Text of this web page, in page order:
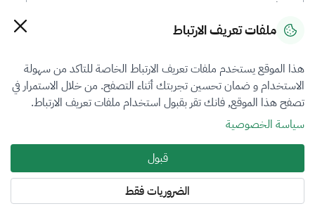
رقم العضوية
فرع التقييم
المعادن الثمينة والاحجار الكريمة
نوع العضوية
طالب منتسب
المنطقة
ملفات تعريف الارتباط
هذا الموقع يستخدم ملفات تعريف الارتباط الخاصة للتاكد من سهولة
الاستخدام و ضمان تحسين تجربتك أثناء التصفح. من خلال الاستمرار في
تصفح هذا الموقع, فانك تقر بقبول استخدام ملفات تعريف الارتباط.
سياسة الخصوصية
قبول
الضروريات فقط